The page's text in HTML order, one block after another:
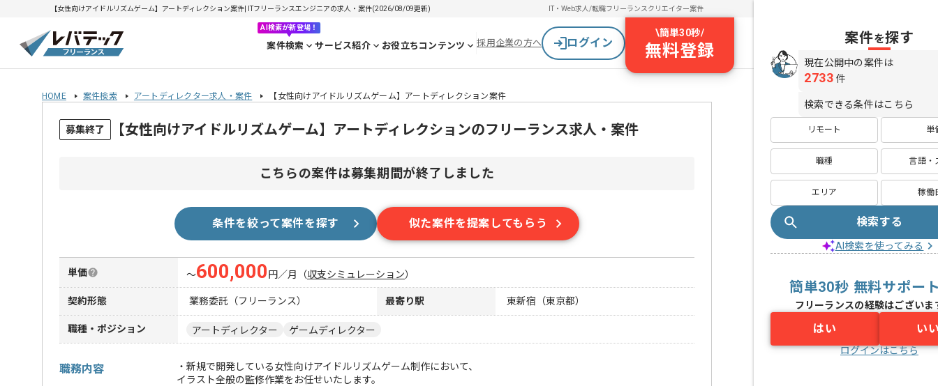
【女性向けアイドルリズムゲーム】アートディレクション案件| ITフリーランスエンジニアの求人・案件(2026/08/09更新) IT・Web求人/転職フリーランスクリエイター案件
AI検索が新登場！
案件検索 サービス紹介 お役立ちコンテンツ 採用企業の方へ ログイン
\簡単30秒/
無料登録
HOME 案件検索 アートディレクター求人・案件 【女性向けアイドルリズムゲーム】アートディレクション案件
募集終了 【女性向けアイドルリズムゲーム】アートディレクションのフリーランス求人・案件
こちらの案件は募集期間が終了しました
条件を絞って案件を探す 似た案件を提案してもらう
単価 〜600,000 円／月 （収支シミュレーション）
契約形態 業務委託（フリーランス） 最寄り駅 東新宿（東京都）
職種・ポジション アートディレクター ゲームディレクター
職務内容
・新規で開発している女性向けアイドルリズムゲーム制作において、
イラスト全般の監修作業をお任せいたします。
案件を探す
現在公開中の案件は
2733 件
検索できる条件はこちら
リモート 単
職種 言語・
エリア 稼働
検索する
AI検索を使ってみる
簡単30秒 無料サポー
フリーランスの経験はございま
はい い
ログインはこちら